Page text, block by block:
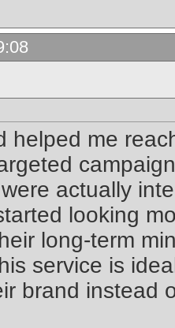
helped me
actually
looking
long-term
service is
brand instead